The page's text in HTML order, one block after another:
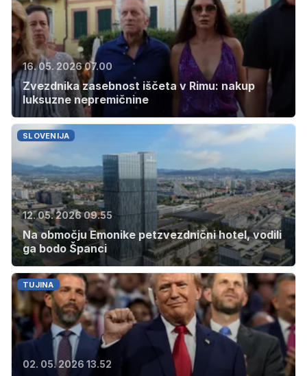
16. 05. 2026 07.00
Zvezdnika zasebnost iščeta v Rimu: nakup
luksuzne nepremičnine
SLOVENIJA
12. 05. 2026 09.55
Na območju Emonike petzvezdnični hotel, vodili
ga bodo Španci
TUJINA
02. 05. 2026 13.52